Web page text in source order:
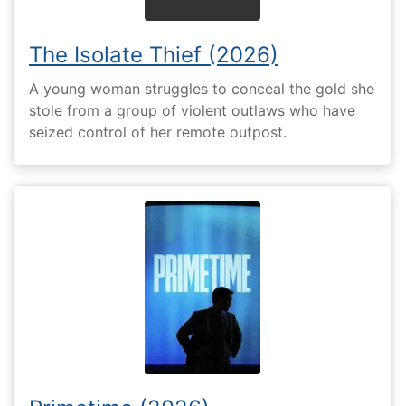
The Isolate Thief (2026)
A young woman struggles to conceal the gold she
stole from a group of violent outlaws who have
seized control of her remote outpost.